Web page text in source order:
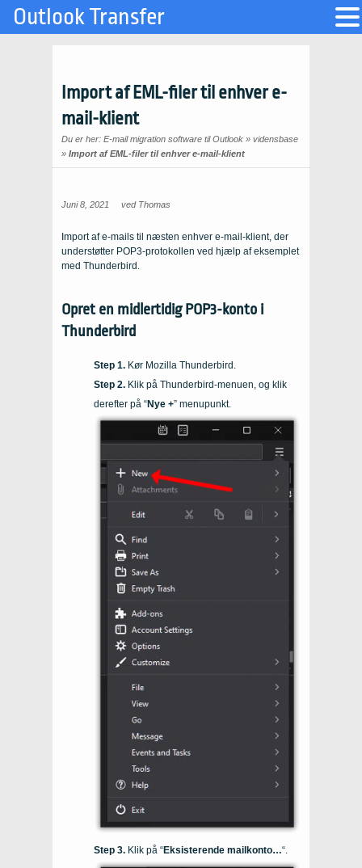
Import af EML-filer til enhver e-
mail-klient
Du er her: E-mail migration software til Outlook » vidensbase
» Import af EML-filer til enhver e-mail-klient
Juni 8, 2021 ved Thomas
Import af e-mails til næsten enhver e-mail-klient, der
understøtter POP3-protokollen ved hjælp af eksemplet
med Thunderbird.
Opret en midlertidig POP3-konto i
Thunderbird
Kør Mozilla Thunderbird.
Klik på Thunderbird-menuen, og klik
derefter på “Nye +” menupunkt.
Klik på “Eksisterende mailkonto…“.
Outlook Transfer